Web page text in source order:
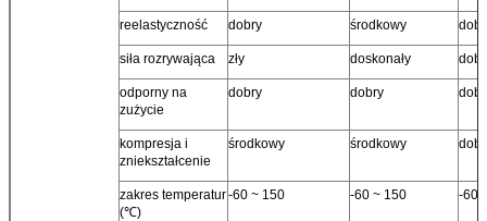
reelastyczność dobry środkowy
siła rozrywająca zły doskonały
odporny na
zużycie
dobry dobry
kompresja i
zniekształcenie
środkowy środkowy
zakres temperatur
(℃)
-60 ~ 150 -60 ~ 150 -60